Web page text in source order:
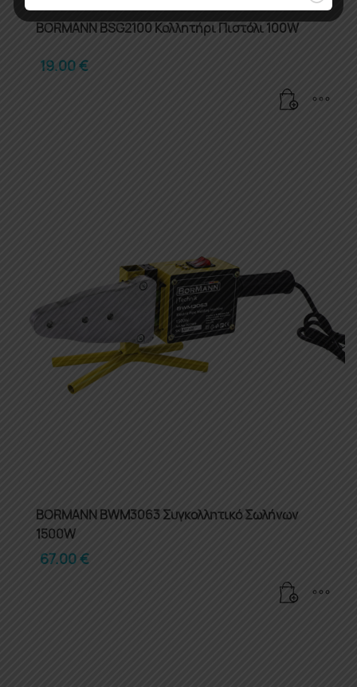
BORMANN BSG2100 Κολλητήρι Πιστόλι 100W
19.00€
BORMANN BWM3063 Συγκολλητικό Σωλήνων
1500W
67.00€